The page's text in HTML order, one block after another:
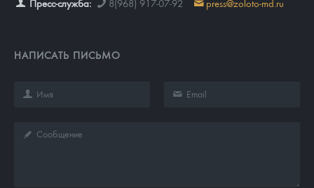
Пресс-служба: 8(968) 917-07-92 press@zoloto-md.ru
НАПИСАТЬ ПИСЬМО